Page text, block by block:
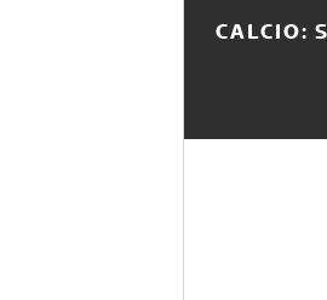
CALCIO: